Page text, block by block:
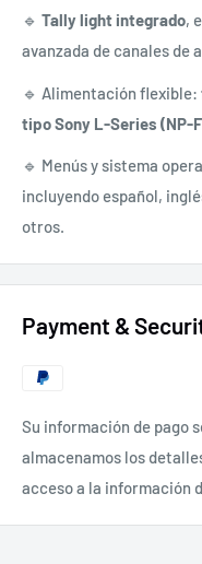
🔹 Tally light integrado,
avanzada de canales de
🔹 Alimentación flexible:
tipo Sony L-Series (NP-
🔹 Menús y sistema
incluyendo español,
otros.
Payment &
Su información de pago
almacenamos los
acceso a la información